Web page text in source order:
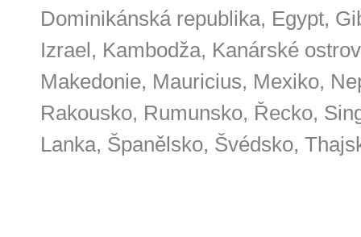
Dominikánská republika, Egypt,
Izrael, Kambodža, Kanárské
Makedonie, Mauricius, Mexiko,
Rakousko, Rumunsko, Řecko,
Lanka, Španělsko, Švédsko,